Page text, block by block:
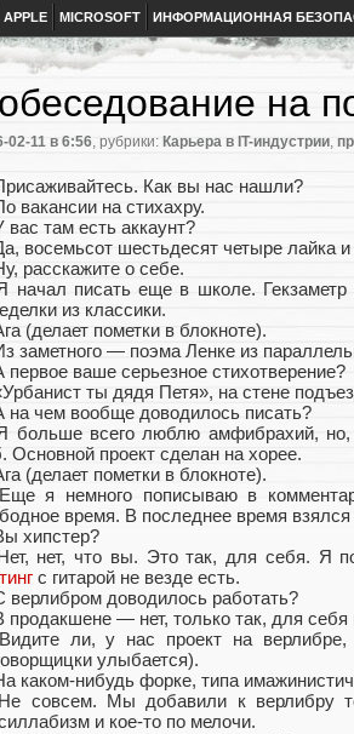
APPLE MICROSOFT ИНФОРМАЦИОННАЯ
на
02-11 в 6:56, рубрики: Карьера в IT-индустрии,
Как вы нас нашли?
вакансии на стихахру.
там есть аккаунт?
восемьсот шестьдесят четыре лайка и
расскажите о себе.
писать еще в школе. Гекзаметр
из классики.
(делает пометки в блокноте).
заметного — поэма Ленке из
ваше серьезное стихотверение?
ты дядя Петя», на стене
чем вообще доводилось писать?
всего люблю амфибрахий, но,
Основной проект сделан на хорее.
(делает пометки в блокноте).
я немного пописываю в
время. В последнее время взялся
хипстер?
нет, что вы. Это так, для себя. Я
с гитарой не везде есть.
доводилось работать?
— нет, только так, для себя
ли, у нас проект на верлибре,
улыбается).
каком-нибудь форке, типа
совсем. Мы добавили к верлибру
и кое-то по мелочи.